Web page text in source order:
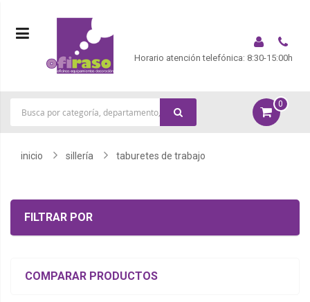
Horario atención telefónica: 8:30-15:00h
0
inicio sillería taburetes de trabajo
FILTRAR POR
COMPARAR PRODUCTOS